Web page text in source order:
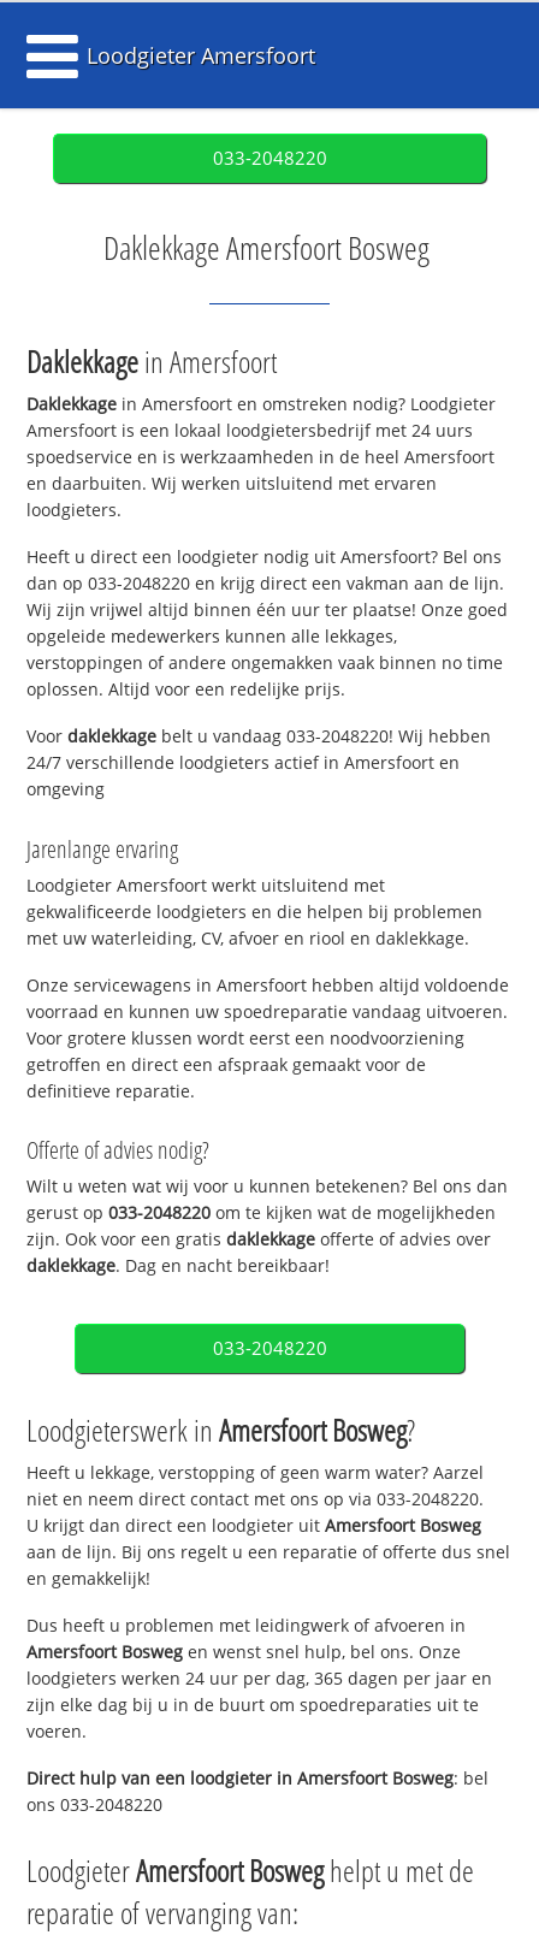
Loodgieter Amersfoort
033-2048220
Daklekkage Amersfoort Bosweg
Daklekkagein Amersfoort
Daklekkage in Amersfoort en omstreken nodig? Loodgieter
Amersfoort is een lokaal loodgietersbedrijf met 24 uurs
spoedservice en is werkzaamheden in de heel Amersfoort
en daarbuiten. Wij werken uitsluitend met ervaren
loodgieters.
Heeft u direct een loodgieter nodig uit Amersfoort? Bel ons
dan op 033-2048220 en krijg direct een vakman aan de lijn.
Wij zijn vrijwel altijd binnen één uur ter plaatse! Onze goed
opgeleide medewerkers kunnen alle lekkages,
verstoppingen of andere ongemakken vaak binnen no time
oplossen. Altijd voor een redelijke prijs.
Voordaklekkage belt u vandaag 033-2048220! Wij hebben
24/7 verschillende loodgieters actief in Amersfoort en
omgeving
Jarenlange ervaring
Loodgieter Amersfoort werkt uitsluitend met
gekwalificeerde loodgieters en die helpen bij problemen
met uw waterleiding, CV, afvoer en riool en daklekkage.
Onze servicewagens in Amersfoort hebben altijd voldoende
voorraad en kunnen uw spoedreparatie vandaag uitvoeren.
Voor grotere klussen wordt eerst een noodvoorziening
getroffen en direct een afspraak gemaakt voor de
definitieve reparatie.
Offerte of advies nodig?
Wilt u weten wat wij voor u kunnen betekenen? Bel ons dan
gerust op033-2048220 om te kijken wat de mogelijkheden
zijn. Ook voor een gratisdaklekkage offerte of advies over
daklekkage. Dag en nacht bereikbaar!
033-2048220
Loodgieterswerk inAmersfoort Bosweg?
Heeft u lekkage, verstopping of geen warm water? Aarzel
niet en neem direct contact met ons op via 033-2048220.
U krijgt dan direct een loodgieter uitAmersfoort Bosweg
aan de lijn. Bij ons regelt u een reparatie of offerte dus snel
en gemakkelijk!
Dus heeft u problemen met leidingwerk of afvoeren in
Amersfoort Bosweg en wenst snel hulp, bel ons. Onze
loodgieters werken 24 uur per dag, 365 dagen per jaar en
zijn elke dag bij u in de buurt om spoedreparaties uit te
voeren.
Direct hulp van een loodgieter inAmersfoort Bosweg: bel
ons 033-2048220
LoodgieterAmersfoort Bosweghelpt u met de
reparatie of vervanging van: